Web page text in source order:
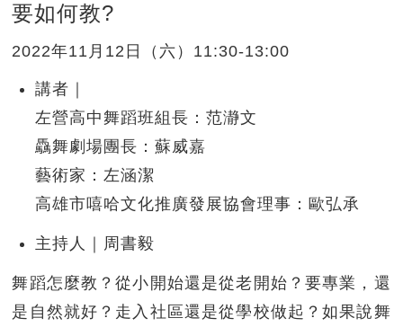
要如何教?
2022年11月12日（六）11:30-13:00
講者｜
左營高中舞蹈班組長：范瀞文
驫舞劇場團長：蘇威嘉
藝術家：左涵潔
高雄市嘻哈文化推廣發展協會理事：歐弘承
主持人｜周書毅
舞蹈怎麼教？從小開始還是從老開始？要專業，還
是自然就好？走入社區還是從學校做起？如果說舞